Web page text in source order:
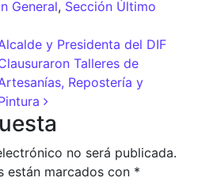
General, Sección Último
de entradas
y Presidenta del DIF
Talleres de
Repostería y
no será publicada.
están marcados con *